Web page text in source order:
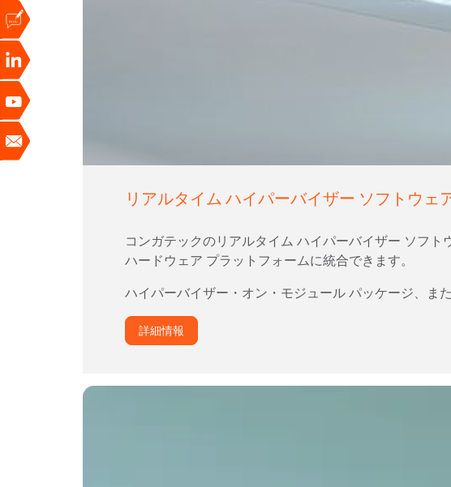
リアルタイム ハイパーバイザー ソフトウェ
コンガテックのリアルタイム ハイパーバイザー ソフ
ハードウェア プラットフォームに統合できます。
ハイパーバイザー・オン・モジュール パッケージ、ま
詳細情報